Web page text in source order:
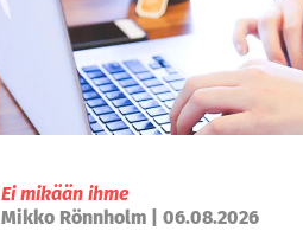
Ei mikään ihme
Mikko Rönnholm | 06.08.2026